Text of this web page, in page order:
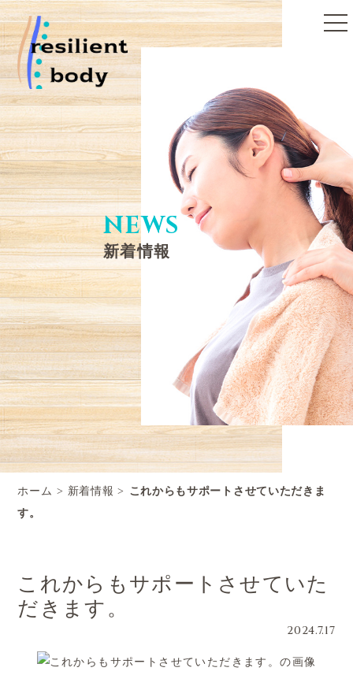
toggle
NEWS
新着情報
ホーム 新着情報
これからもサポートさせていただきま
す。
これからもサポートさせていた
だきます。
2024.7.17